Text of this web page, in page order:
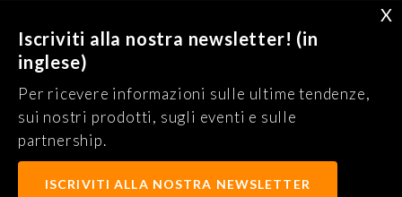
Ricevete le nostre ultime notizie (in inglese) :
ISCRIVITI ALLA NEWSLETTER
Termini e condizioni d'uso
X
Iscriviti alla nostra newsletter! (in
inglese)
Per ricevere informazioni sulle ultime tendenze,
sui nostri prodotti, sugli eventi e sulle
partnership.
ISCRIVITI ALLA NOSTRA NEWSLETTER